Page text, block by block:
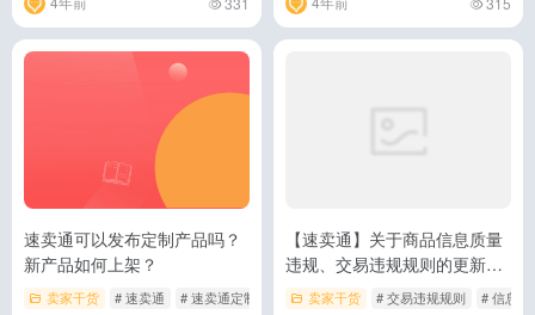
速卖通可以发布定制产品吗？
新产品如何上架？
卖家干货 # 速卖通 # 速卖通定制产品 # 速卖通运营
【速卖通】关于商品信息质量
违规、交易违规规则的更新公
告 卖家干货 # 交易违规规则 # 信息